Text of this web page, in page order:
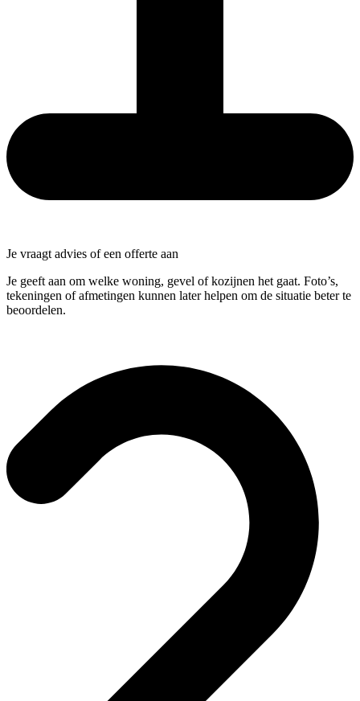
Je vraagt advies of een offerte aan
Je geeft aan om welke woning, gevel of kozijnen het gaat. Foto’s,
tekeningen of afmetingen kunnen later helpen om de situatie beter te
beoordelen.